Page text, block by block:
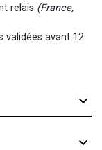
relais (France,
validées avant 12